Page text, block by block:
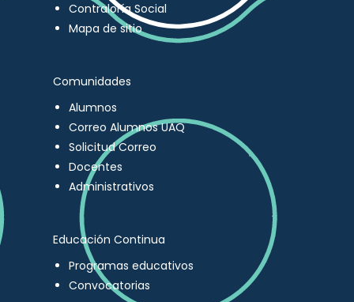
Contraloría Social
Mapa de sitio
Comunidades
Alumnos
Correo Alumnos UAQ
Solicitud Correo
Docentes
Administrativos
Educación Continua
Programas educativos
Convocatorias